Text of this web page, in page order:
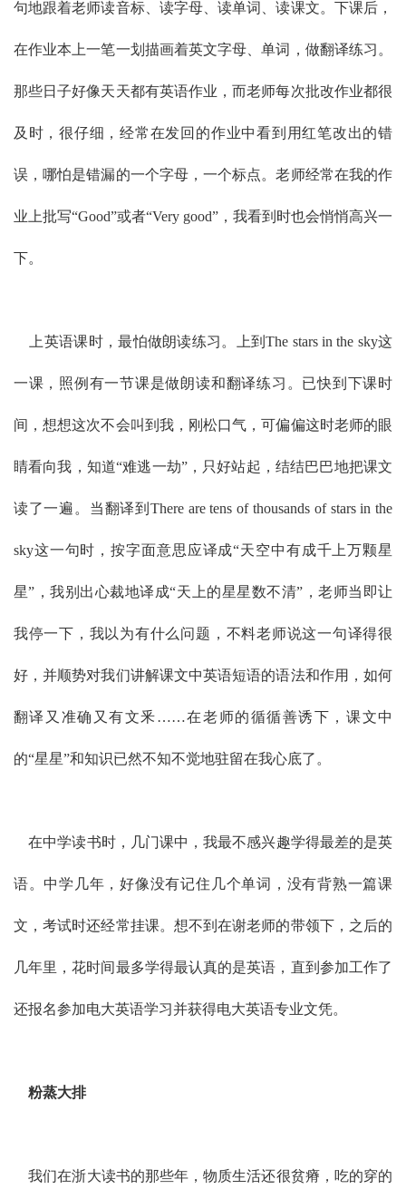
句地跟着老师读音标、读字母、读单词、读课文。下课后，
在作业本上一笔一划描画着英文字母、单词，做翻译练习。
那些日子好像天天都有英语作业，而老师每次批改作业都很
及时，很仔细，经常在发回的作业中看到用红笔改出的错
误，哪怕是错漏的一个字母，一个标点。老师经常在我的作
业上批写“Good”或者“Very good”，我看到时也会悄悄高兴一
下。
上英语课时，最怕做朗读练习。上到The stars in the sky这
一课，照例有一节课是做朗读和翻译练习。已快到下课时
间，想想这次不会叫到我，刚松口气，可偏偏这时老师的眼
睛看向我，知道“难逃一劫”，只好站起，结结巴巴地把课文
读了一遍。当翻译到There are tens of thousands of stars in the
sky这一句时，按字面意思应译成“天空中有成千上万颗星
星”，我别出心裁地译成“天上的星星数不清”，老师当即让
我停一下，我以为有什么问题，不料老师说这一句译得很
好，并顺势对我们讲解课文中英语短语的语法和作用，如何
翻译又准确又有文釆……在老师的循循善诱下，课文中
的“星星”和知识已然不知不觉地驻留在我心底了。
在中学读书时，几门课中，我最不感兴趣学得最差的是英
语。中学几年，好像没有记住几个单词，没有背熟一篇课
文，考试时还经常挂课。想不到在谢老师的带领下，之后的
几年里，花时间最多学得最认真的是英语，直到参加工作了
还报名参加电大英语学习并获得电大英语专业文凭。
粉蒸大排
我们在浙大读书的那些年，物质生活还很贫瘠，吃的穿的